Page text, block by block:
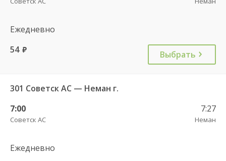
Ежедневно
54 руб. Выбрать
301 Советск АС — Неман г.
7:00
Советск АС
7:27
Неман
Ежедневно